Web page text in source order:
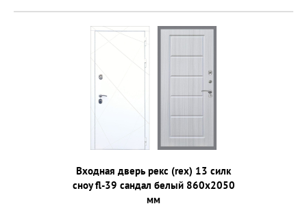
Входная дверь рекс (rex) 13 силк
сноу fl-39 сандал белый 860х2050
мм